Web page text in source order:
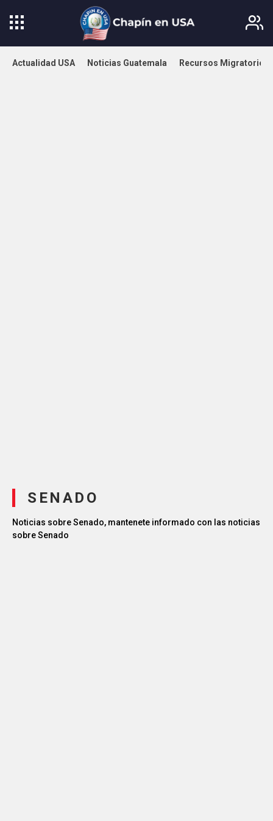
Actualidad USA Noticias Guatemala Recursos Migratorios
SENADO
Noticias sobre Senado, mantenete informado con las noticias
sobre Senado